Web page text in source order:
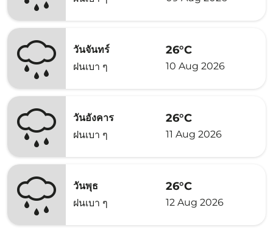
วันจันทร์
ฝนเบา ๆ
26°C
10 Aug 2026
วันอังคาร
ฝนเบา ๆ
26°C
11 Aug 2026
วันพุธ
ฝนเบา ๆ
26°C
12 Aug 2026